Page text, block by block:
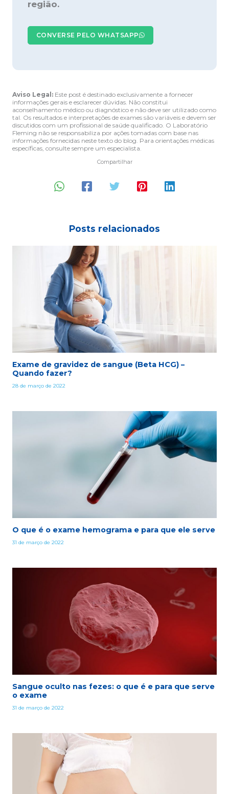
região.
CONVERSE PELO WHATSAPP
Aviso Legal:Este post é destinado exclusivamente a fornecer
informações gerais e esclarecer dúvidas. Não constitui
aconselhamento médico ou diagnóstico e não deve ser utilizado como
tal. Os resultados e interpretações de exames são variáveis e devem ser
discutidos com um profissional de saúde qualificado. O Laboratório
Fleming não se responsabiliza por ações tomadas com base nas
informações fornecidas neste texto do blog. Para orientações médicas
específicas, consulte sempre um especialista.
Compartilhar
Posts relacionados
Exame de gravidez de sangue (Beta HCG) –
Quando fazer?
28 de março de 2022
O que é o exame hemograma e para que ele serve
31 de março de 2022
Sangue oculto nas fezes: o que é e para que serve
o exame
31 de março de 2022